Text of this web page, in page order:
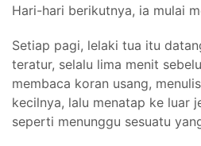
Hari-hari berikutnya, ia mulai
Setiap pagi, lelaki tua itu
teratur, selalu lima menit
membaca koran usang,
kecilnya, lalu menatap ke luar
seperti menunggu sesuatu